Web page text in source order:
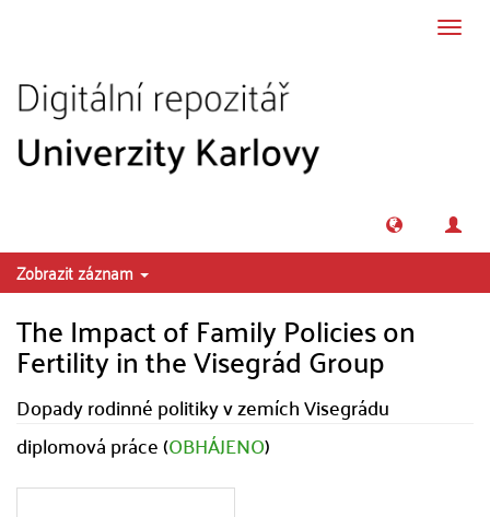
Zobrazit záznam
The Impact of Family Policies on
Fertility in the Visegrád Group
Dopady rodinné politiky v zemích Visegrádu
diplomová práce (OBHÁJENO)